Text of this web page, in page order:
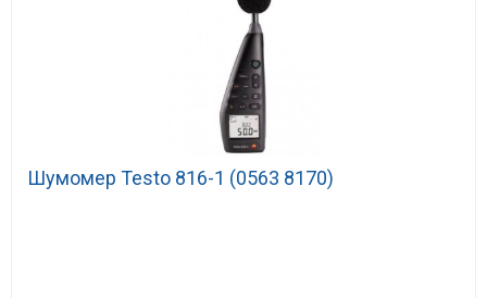
Шумомер Testo 816-1 (0563 8170)